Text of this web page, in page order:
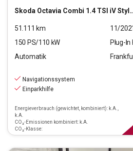
Skoda Octavia Combi 1.4 TSI iV Style OPF (EURO 6d)
51.111 km
11/
150 PS/110 kW
Plug-In
Automatik
Navigationssystem
Einparkhilfe
Energieverbrauch (gewichtet, kombiniert): k.A.,
k.A.
CO₂-Emissionen kombiniert: k.A.
CO₂-Klasse: